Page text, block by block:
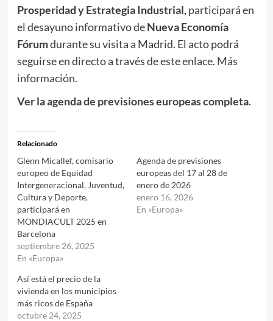
Prosperidad y Estrategia Industrial,participará en
el desayuno informativo deNueva Economía
Fórumdurante su visita a Madrid. El acto podrá
seguirse en directo a través de esteenlace. Más
información.
Ver la agenda de previsiones europeas completa.
Relacionado
Glenn Micallef, comisario
europeo de Equidad
Intergeneracional, Juventud,
Cultura y Deporte,
participará en
MONDIACULT 2025 en
Barcelona
septiembre 26, 2025
En «Europa»
Agenda de previsiones
europeas del 17 al 28 de
enero de 2026
enero 16, 2026
En «Europa»
Así está el precio de la
vivienda en los municipios
más ricos de España
octubre 24, 2025